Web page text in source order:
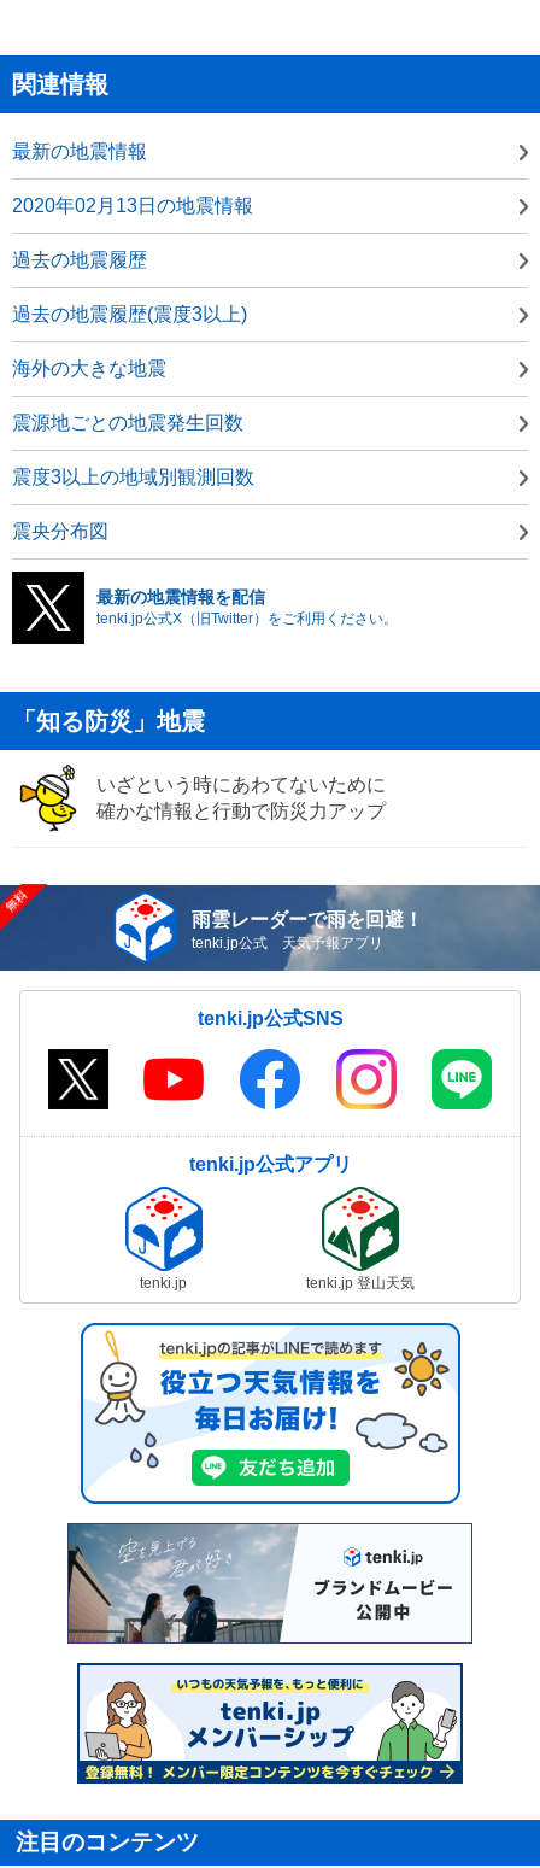
関連情報
最新の地震情報
2020年02月13日の地震情報
過去の地震履歴
過去の地震履歴(震度3以上)
海外の大きな地震
震源地ごとの地震発生回数
震度3以上の地域別観測回数
震央分布図
最新の地震情報を配信
tenki.jp公式X（旧Twitter）をご利用ください。
「知る防災」地震
いざという時にあわてないために
確かな情報と行動で防災力アップ
雨雲レーダーで雨を回避！
tenki.jp公式 天気予報アプリ
tenki.jp公式SNS
tenki.jp公式アプリ
tenki.jp tenki.jp 登山天気
注目のコンテンツ